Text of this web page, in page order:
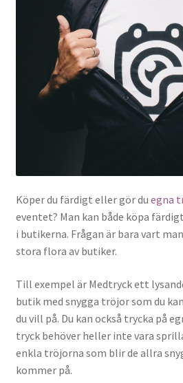
Köper du färdigt eller gör du egna
eventet? Man kan både köpa
i butikerna. Frågan är bara vart
stora flora av butiker.
Till exempel är Medtryck ett
butik med snygga tröjor som du
du vill på. Du kan också trycka på
tryck behöver heller inte vara
enkla tröjorna som blir de allra
kommer på.